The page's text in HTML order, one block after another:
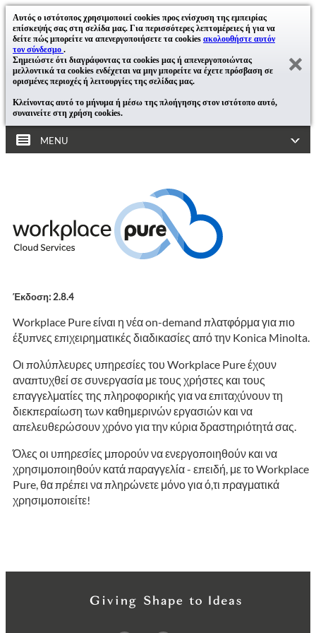
Αυτός ο ιστότοπος χρησιμοποιεί cookies προς ενίσχυση της εμπειρίας
επίσκεψής σας στη σελίδα μας. Για περισσότερες λεπτομέρειες ή για να
δείτε πώς μπορείτε να απενεργοποιήσετε τα cookies ακολουθήστε αυτόν
τον σύνδεσμο .
Σημειώστε ότι διαγράφοντας τα cookies μας ή απενεργοποιώντας
μελλοντικά τα cookies ενδέχεται να μην μπορείτε να έχετε πρόσβαση σε
ορισμένες περιοχές ή λειτουργίες της σελίδας μας.
Κλείνοντας αυτό το μήνυμα ή μέσω της πλοήγησης στον ιστότοπο αυτό,
συναινείτε στη χρήση cookies.
MENU
Έκδοση: 2.8.4
Workplace Pure είναι η νέα on-demand πλατφόρμα για πιο
έξυπνες επιχειρηματικές διαδικασίες από την Konica Minolta.
Οι πολύπλευρες υπηρεσίες του Workplace Pure έχουν
αναπτυχθεί σε συνεργασία με τους χρήστες και τους
επαγγελματίες της πληροφορικής για να επιταχύνουν τη
διεκπεραίωση των καθημερινών εργασιών και να
απελευθερώσουν χρόνο για την κύρια δραστηριότητά σας.
Όλες οι υπηρεσίες μπορούν να ενεργοποιηθούν και να
χρησιμοποιηθούν κατά παραγγελία - επειδή, με το Workplace
Pure, θα πρέπει να πληρώνετε μόνο για ό,τι πραγματικά
χρησιμοποιείτε!